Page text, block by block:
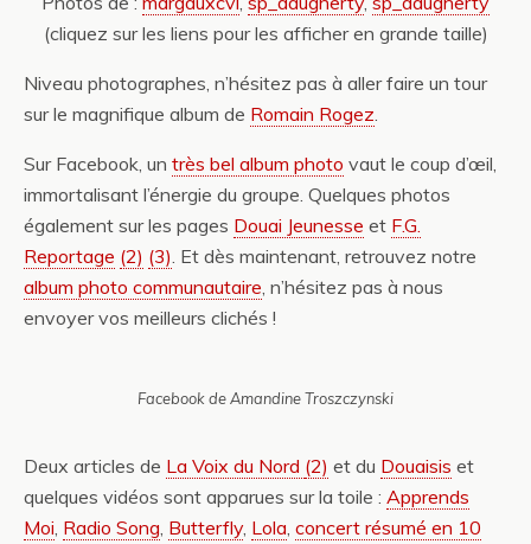
(cliquez sur les liens pour les afficher en grande taille)
Niveau photographes, n’hésitez pas à aller faire un tour
sur le magnifique album de Romain Rogez
Sur Facebook, un très bel album photo vaut le coup d’œil,
immortalisant l’énergie du groupe. Quelques photos
également sur les pages Douai Jeunesse et F.G.
Reportage (2) (3) . Et dès maintenant, retrouvez notre
album photo communautaire , n’hésitez pas à nous
envoyer vos meilleurs clichés !
Facebook de Amandine Troszczynski
Deux articles de La Voix du Nord (2) et du Douaisis et
quelques vidéos sont apparues sur la toile : Apprends
Moi Radio Song Butterfly, Lola concert résumé en 10